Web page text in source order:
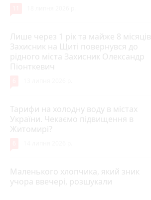
Лише через 1 рік та майже 8 місяців
Захисник на Щиті повернувся до
рідного міста Захисник Олександр
Піонткевич
Тарифи на холодну воду в містах
України. Чекаємо підвищення в
Житомирі?
Маленького хлопчика, який зник
учора ввечері, розшукали